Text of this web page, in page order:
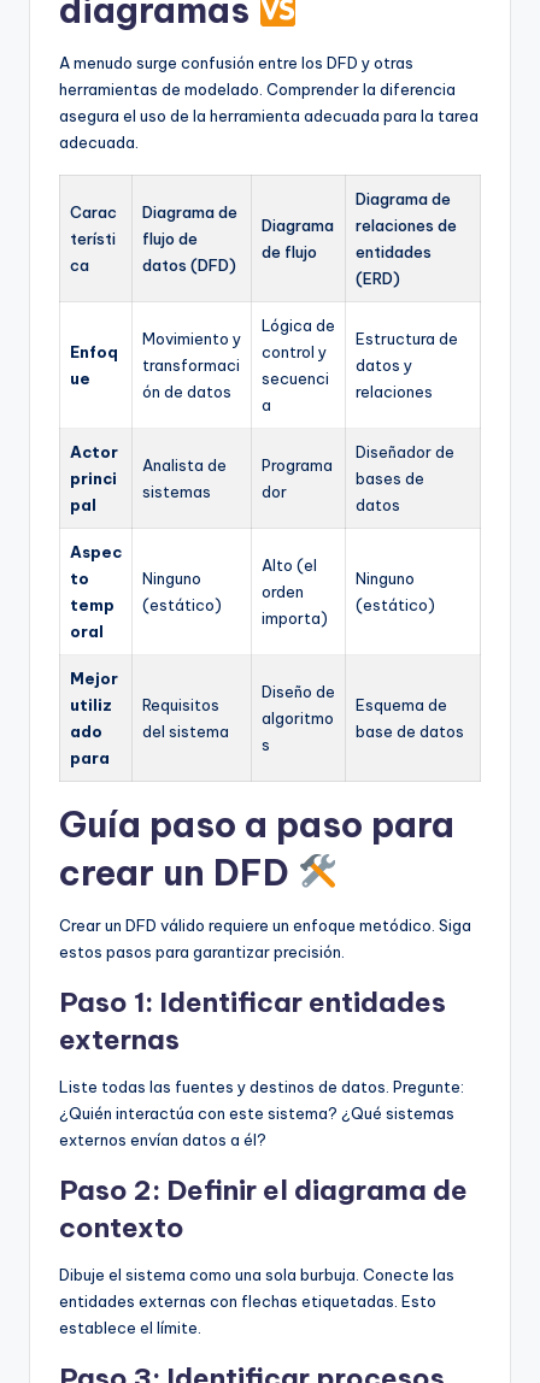
diagramas
A menudo surge confusión entre los DFD y otras
herramientas de modelado. Comprender la diferencia
asegura el uso de la herramienta adecuada para la tarea
adecuada.
Carac
terísti
ca
Diagrama de
flujo de
datos (DFD)
Diagrama
de flujo
Diagrama de
relaciones de
entidades
(ERD)
Enfoq
ue
Movimiento y
transformaci
ón de datos
Lógica de
control y
secuenci
a
Estructura de
datos y
relaciones
Actor
princi
pal
Analista de
sistemas
Programa
dor
Diseñador de
bases de
datos
Aspec
to
temp
oral
Ninguno
(estático)
Alto (el
orden
importa)
Ninguno
(estático)
Mejor
utiliz
ado
para
Requisitos
del sistema
Diseño de
algoritmo
s
Esquema de
base de datos
Guía paso a paso para
crear un DFD
Crear un DFD válido requiere un enfoque metódico. Siga
estos pasos para garantizar precisión.
Paso 1: Identificar entidades
externas
Liste todas las fuentes y destinos de datos. Pregunte:
¿Quién interactúa con este sistema? ¿Qué sistemas
externos envían datos a él?
Paso 2: Definir el diagrama de
contexto
Dibuje el sistema como una sola burbuja. Conecte las
entidades externas con flechas etiquetadas. Esto
establece el límite.